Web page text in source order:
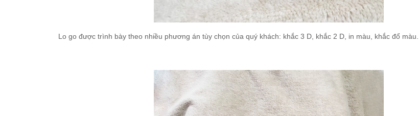
Lo go được trình bày theo nhiều phương án tùy chọn của quý khách: khắc 3 D, khắc 2 D, in màu, khắc đổ màu...